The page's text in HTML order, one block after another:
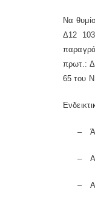
Να
Δ12
πρωτ.:
65 του
–
–
–